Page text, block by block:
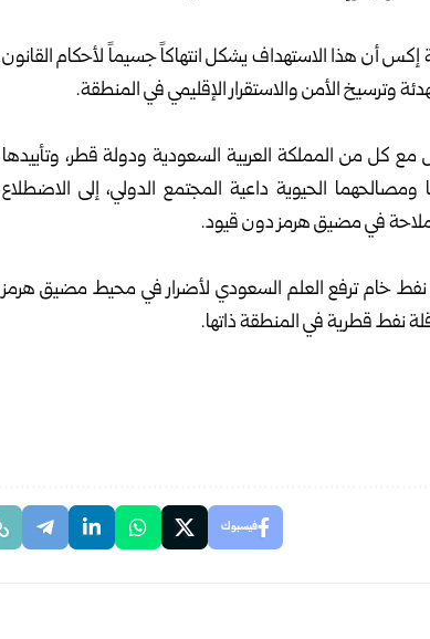
إكس أن هذا الاستهداف يشكل انتهاكاً جسيماً لأحكام القانون
وترسيخ الأمن والاستقرار الإقليمي في المنطقة.
كل من المملكة العربية السعودية ودولة قطر، وتأييدها
ومصالحهما الحيوية داعية المجتمع الدولي، إلى الاضطلاع
في مضيق هرمز دون قيود.
خام ترفع العلم السعودي لأضرار في محيط مضيق هرمز
قطرية في المنطقة ذاتها.
فيسبوك